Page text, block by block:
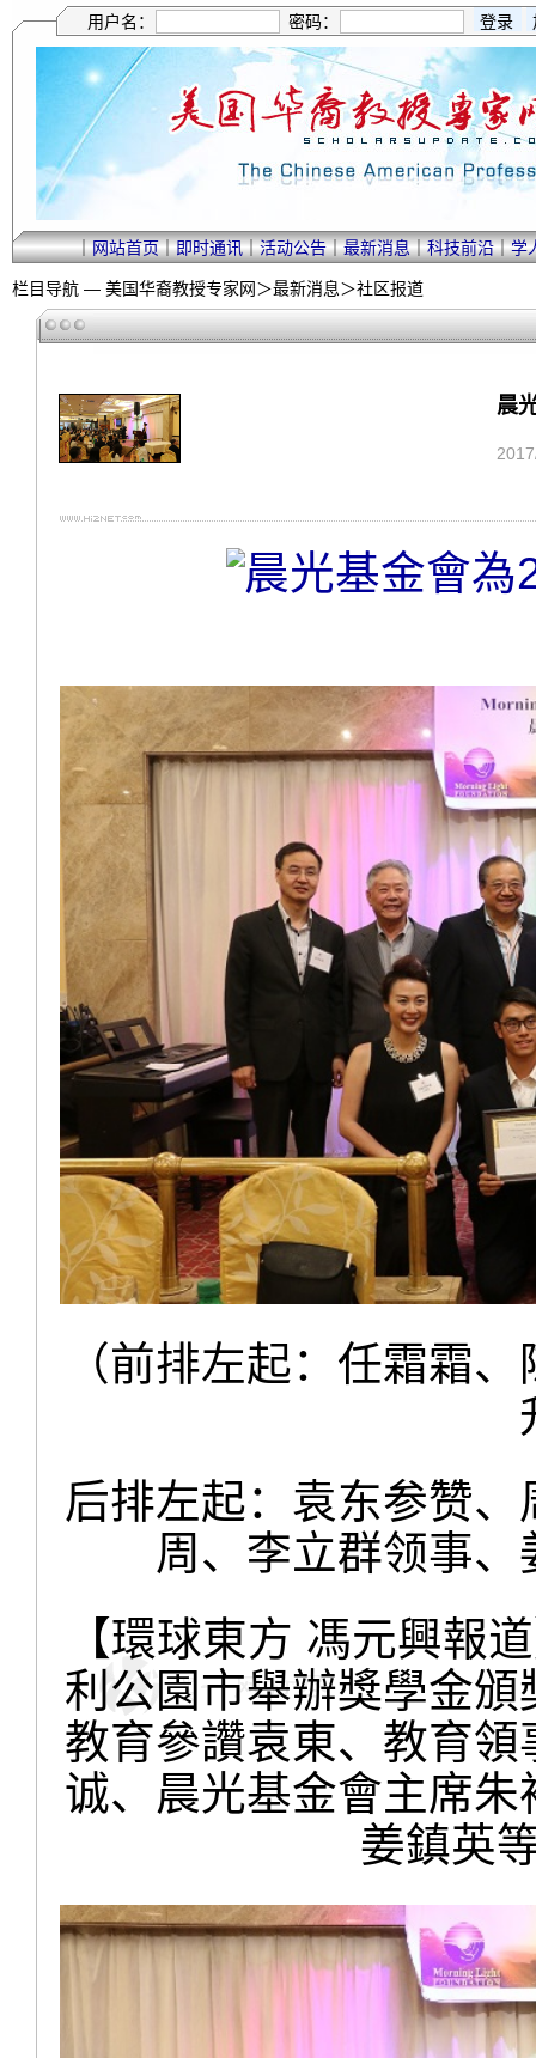
用户名： 密码：
｜网站首页｜即时通讯｜活动公告｜最新消息｜科技前沿｜学
栏目导航 — 美国华裔教授专家网＞最新消息＞社区报道
晨
（前排左起：任霜霜
后排左起：袁东参赞
周、李立群领事
【環球東方 馮元興報
利公園市舉辦獎學金
教育參讚袁東、教育
诚、晨光基金會主席
姜鎮英